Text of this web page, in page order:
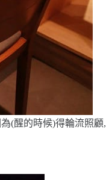
(醒的時候)得輪流照顧,